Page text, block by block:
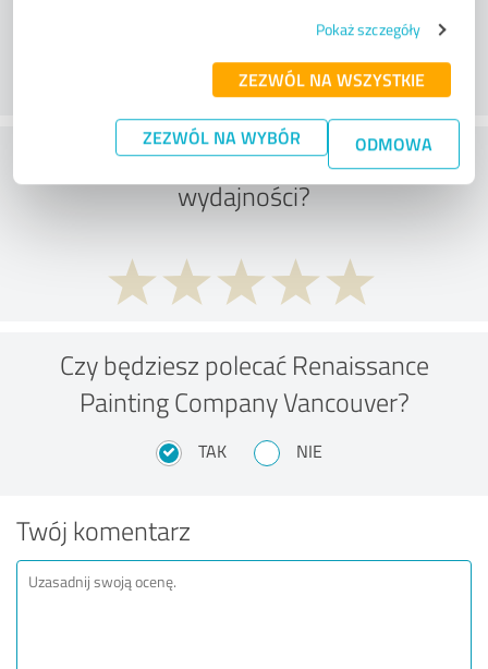
Pokaż szczegóły
ZEZWÓL NA WSZYSTKIE
ZEZWÓL NA WYBÓR ODMOWA
Co sądzisz o stosunku ceny do
wydajności?
Czy będziesz polecać Renaissance
Painting Company Vancouver?
TAK NIE
Twój komentarz